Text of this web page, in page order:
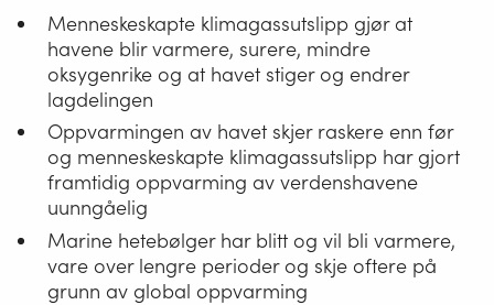
Menneskeskapte klimagassutslipp gjør at
havene blir varmere, surere, mindre
oksygenrike og at havet stiger og endrer
lagdelingen
Oppvarmingen av havet skjer raskere enn før
og menneskeskapte klimagassutslipp har gjort
framtidig oppvarming av verdenshavene
uunngåelig
Marine hetebølger har blitt og vil bli varmere,
vare over lengre perioder og skje oftere på
grunn av global oppvarming